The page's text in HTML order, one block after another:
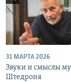
31 МАРТА 2026
Звуки и смыслы
Штедроня